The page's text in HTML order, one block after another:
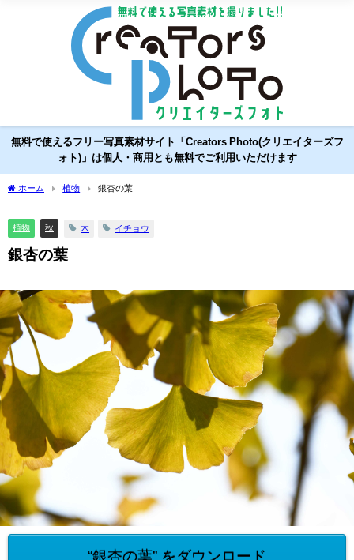
無料で使えるフリー写真素材サイト「Creators Photo(クリエイターズフ
ォト)」は個人・商用とも無料でご利用いただけます
ホーム 植物 銀杏の葉
植物 秋 木 イチョウ
銀杏の葉
“銀杏の葉” をダウンロード